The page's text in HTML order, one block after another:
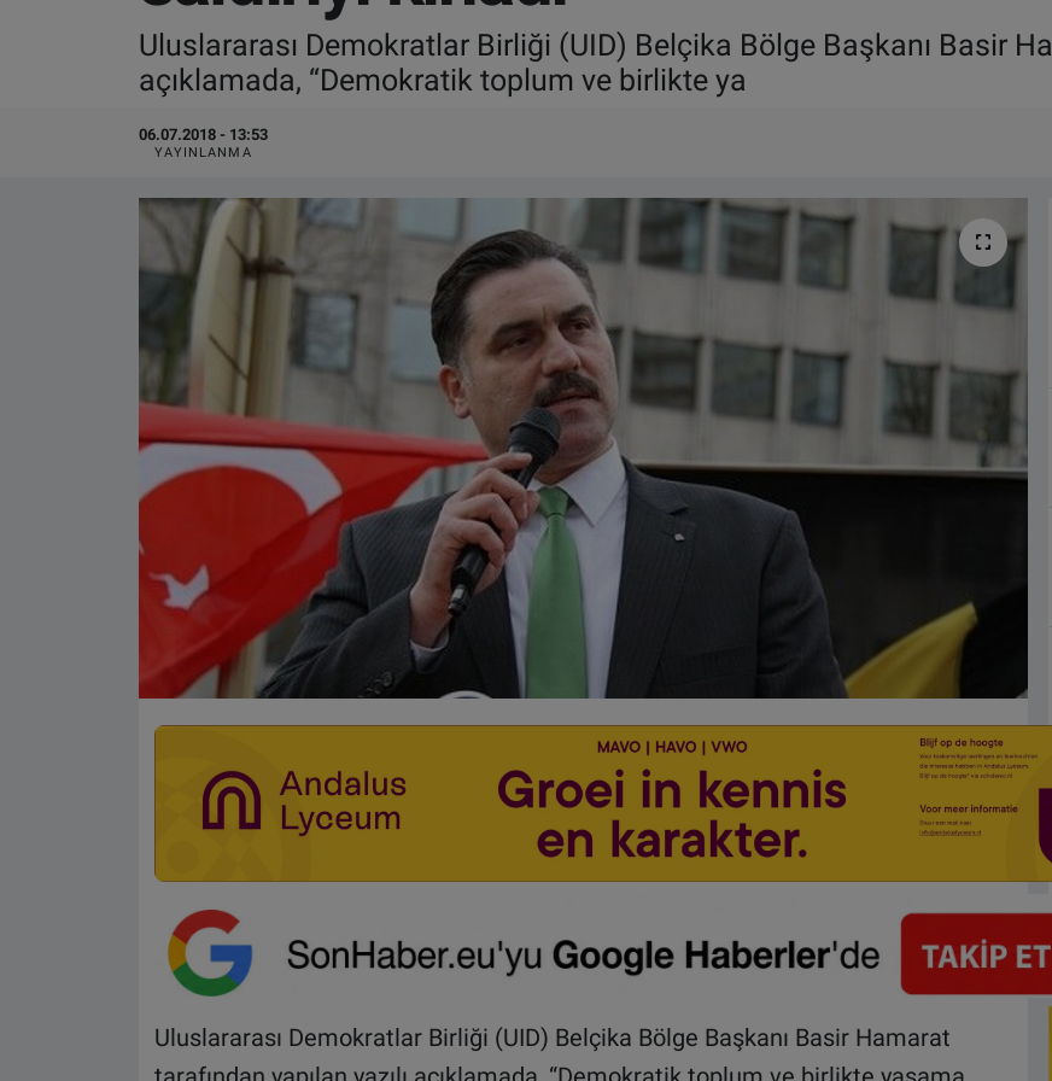
Uluslararası Demokratlar Birliği (UID) Belçika Bölge Başkanı Basir
açıklamada, “Demokratik toplum ve birlikte ya
06.07.2018 - 13:53
YAYINLANMA
Uluslararası Demokratlar Birliği (UID) Belçika Bölge Başkanı Basir Hamarat
VIDEO GALERİ
Çerez Politikası